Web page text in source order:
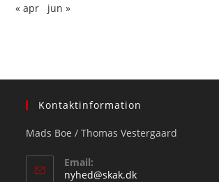
« apr jun »
Kontaktinformation
Mads Boe / Thomas Vestergaard
Email:
nyhed@skak.dkOpens